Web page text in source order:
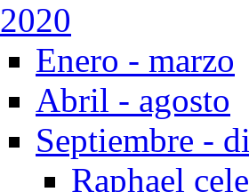
2020
Enero - marzo
Abril - agosto
Septiembre -
Raphael